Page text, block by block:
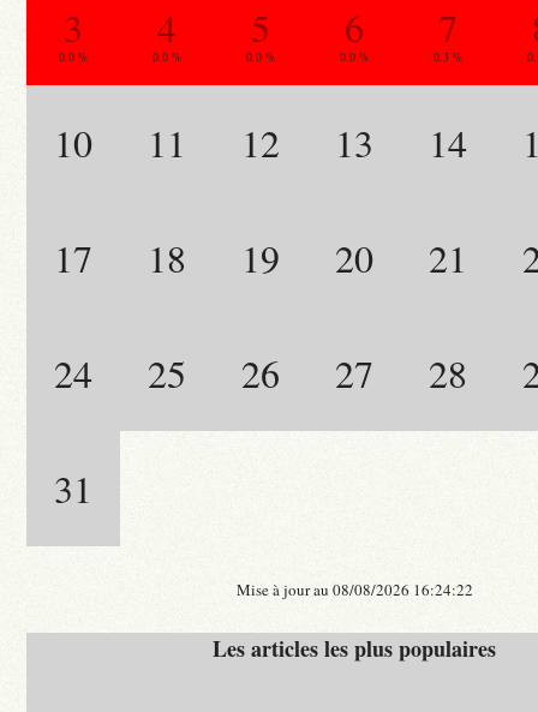
3
0.0 %
4
0.0 %
5
0.0 %
6
0.0 %
7
0.3 %
10 11 12 13 14
17 18 19 20 21
24 25 26 27 28
31
Mise à jour au 08/08/2026 16:24:22
Les articles les plus populaires